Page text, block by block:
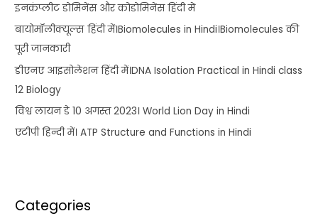
इनकंप्लीट डोमिनेंस और कोडोमिनेंस हिंदी में
बायोमॉलीक्यूल्स हिंदी में।Biomolecules in Hindi।Biomolecules की
पूरी जानकारी
डीएनए आइसोलेशन हिंदी में।DNA Isolation Practical in Hindi class
12 Biology
विश्व लायन डे 10 अगस्त 2023। World Lion Day in Hindi
एटीपी हिन्दी में। ATP Structure and Functions in Hindi
Categories